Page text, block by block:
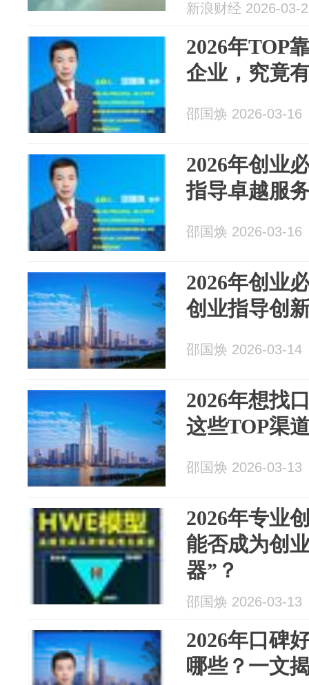
新浪财经 2026-03-
2026年TOP
企业，究竟
邵国焕 2026-03-16
2026年创业
指导卓越服
邵国焕 2026-03-16
2026年创业
创业指导创
邵国焕 2026-03-14
2026年想找
这些TOP渠
邵国焕 2026-03-13
2026年专业
能否成为创
器”？
邵国焕 2026-03-13
2026年口碑
哪些？一文